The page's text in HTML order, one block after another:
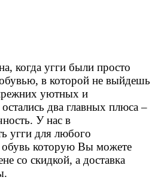
когда угги были просто
в которой не выйдешь
уютных и
два главных плюса –
У нас в
угги для любого
обувь которую Вы можете
со скидкой, а доставка